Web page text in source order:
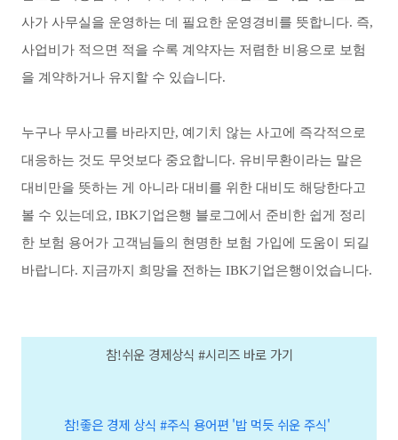
사가 사무실을 운영하는 데 필요한 운영경비를 뜻합니다. 즉,
사업비가 적으면 적을 수록 계약자는 저렴한 비용으로 보험
을 계약하거나 유지할 수 있습니다.
누구나 무사고를 바라지만, 예기치 않는 사고에 즉각적으로
대응하는 것도 무엇보다 중요합니다. 유비무환이라는 말은
대비만을 뜻하는 게 아니라 대비를 위한 대비도 해당한다고
볼 수 있는데요, IBK기업은행 블로그에서 준비한 쉽게 정리
한 보험 용어가 고객님들의 현명한 보험 가입에 도움이 되길
바랍니다. 지금까지 희망을 전하는 IBK기업은행이었습니다.
참!쉬운 경제상식 #시리즈 바로 가기
참!좋은 경제 상식 #주식 용어편 '밥 먹듯 쉬운 주식'